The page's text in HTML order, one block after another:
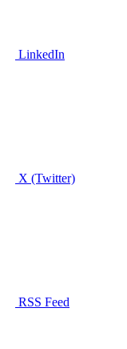
LinkedIn
X (Twitter)
RSS Feed